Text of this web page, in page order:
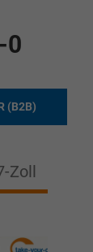
0
(B2B)
Zoll